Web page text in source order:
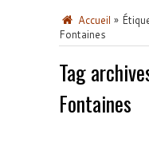
Accueil »
Fontaines
Tag
Fontaines